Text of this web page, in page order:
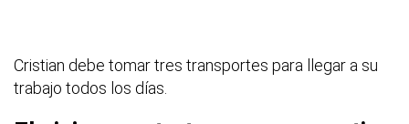
Cristian debe tomar tres transportes para llegar a su
trabajo todos los días.